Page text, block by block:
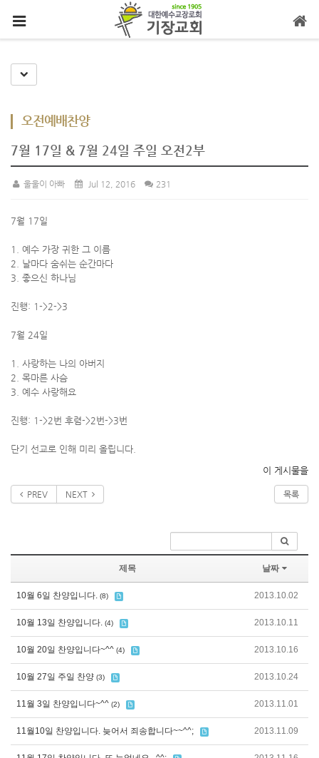
Toggle Dropdown
오전예배찬양
7월 17일 & 7월 24일 주일 오전2부
울울이 아빠 Jul 12, 2016 231
7월 17일
1. 예수 가장 귀한 그 이름
2. 날마다 숨쉬는 순간마다
3. 좋으신 하나님
진행: 1->2->3
7월 24일
1. 사랑하는 나의 아버지
2. 목마른 사슴
3. 예수 사랑해요
진행: 1->2번 후렴->2번->3번
단기 선교로 인해 미리 올립니다.
이 게시물을
PREV NEXT 목록
제목 날짜
10월 6일 찬양입니다. (8) 2013.10.02
10월 13일 찬양입니다. (4) 2013.10.11
10월 20일 찬양입니다~^^ (4) 2013.10.16
10월 27일 주일 찬양 (3) 2013.10.24
11월 3일 찬양입니다~^^ (2) 2013.11.01
11월10일 찬양입니다. 늦어서 죄송합니다~~^^; 2013.11.09